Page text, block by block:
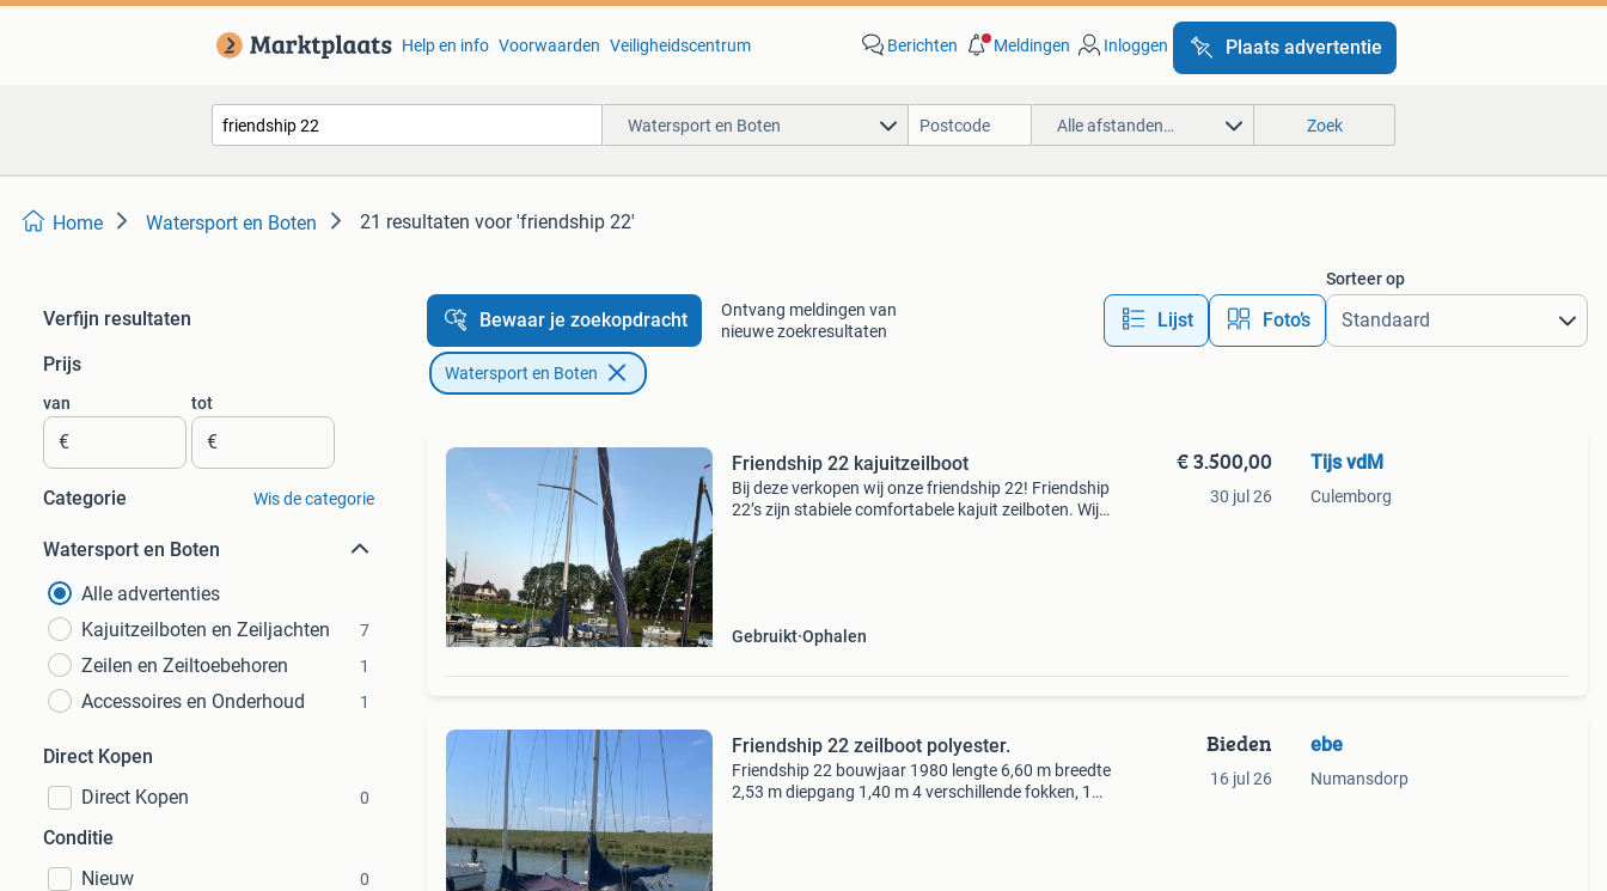
Help en info Voorwaarden Veiligheidscentrum Berichten Meldingen Inloggen Plaats advertentie
Watersport en Boten Alle afstanden… Zoek
Home Watersport en Boten 21 resultaten voor 'friendship 22'
Verfijn resultaten
Prijs
van
€
tot
€
Categorie Wis de categorie
Watersport en Boten
Alle advertenties
Kajuitzeilboten en Zeiljachten
7
Zeilen en Zeiltoebehoren 1
Accessoires en Onderhoud 1
Direct Kopen
Direct Kopen
0
Conditie
Nieuw
0
Bewaar je zoekopdracht
Ontvang meldingen van
nieuwe zoekresultaten
Lijst Foto’s
Sorteer op
Watersport en Boten
Friendship 22 kajuitzeilboot
Bij deze verkopen wij onze friendship 22! Friendship
22’s zijn stabiele comfortabele kajuit zeilboten. Wij
Gebruikt Ophalen
€ 3.500,00
30 jul 26
Tijs vdM
Culemborg
Friendship 22 zeilboot polyester.
Friendship 22 bouwjaar 1980 lengte 6,60 m breedte
2,53 m diepgang 1,40 m 4 verschillende fokken, 1
Bieden
16 jul 26
ebe
Numansdorp